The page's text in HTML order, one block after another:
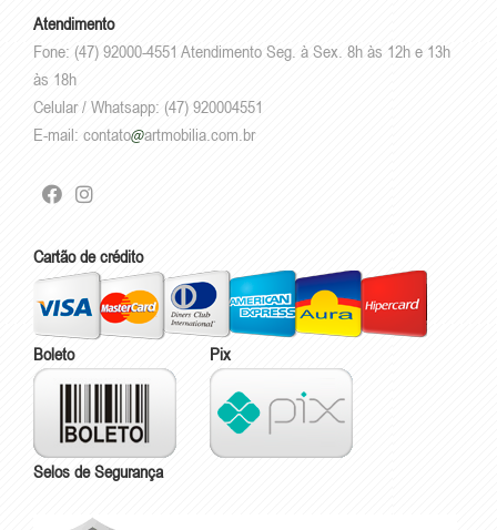
Atendimento
Fone: (47) 92000-4551 Atendimento Seg. à Sex. 8h às 12h e 13h
às 18h
Celular / Whatsapp: (47) 920004551
E-mail: contato artmobilia.com.br
Cartão de crédito
Boleto Pix
Selos de Segurança